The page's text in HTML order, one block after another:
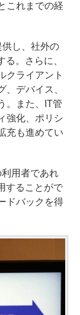
これまでの経
し、社外の
。さらに、
クライアント
デバイス、
。また、IT管
強化、ポリシ
充も進めてい
用者であれ
することがで
ドバックを得